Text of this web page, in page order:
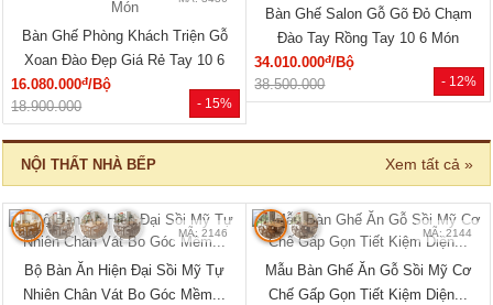
- 26%
23.040.000
🔥 Gỗ tự nhiên 100%
Giường Ngủ Gỗ Sồi Mỹ Kẻ Rãnh
Giường Ngủ Sồi Tự Nhiên Chân